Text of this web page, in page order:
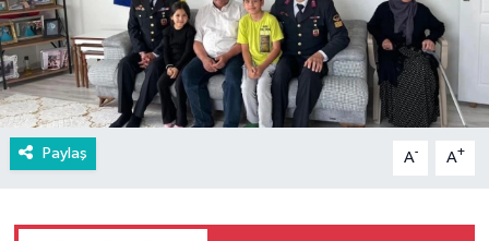
Paylaş A- A+